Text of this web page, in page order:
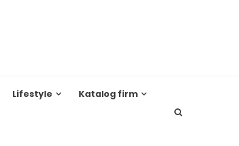
Lifestyle Katalog firm